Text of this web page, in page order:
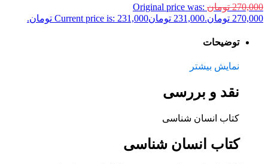
270,000 تومان Original price was:
270,000 تومان.
231,000 تومانCurrent price is: 231,000 تومان.
توضیحات
نمایش بیشتر
نقد و بررسی
کتاب انسان شناسی
کتاب انسان شناسی